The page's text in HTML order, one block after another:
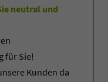
neutral und
für Sie!
Kunden da